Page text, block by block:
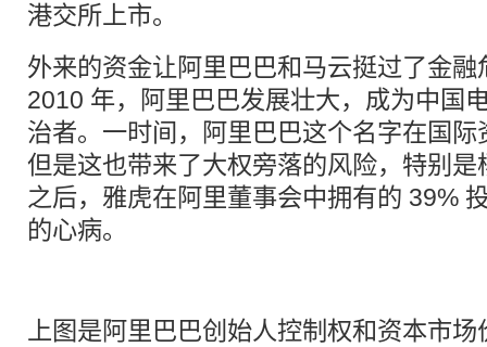
港交所上市。
外来的资金让阿里巴巴和马云挺过了金
2010 年，阿里巴巴发展壮大，成为中国
治者。一时间，阿里巴巴这个名字在国
但是这也带来了大权旁落的风险，特别
之后，雅虎在阿里董事会中拥有的 39%
的心病。
上图是阿里巴巴创始人控制权和资本市